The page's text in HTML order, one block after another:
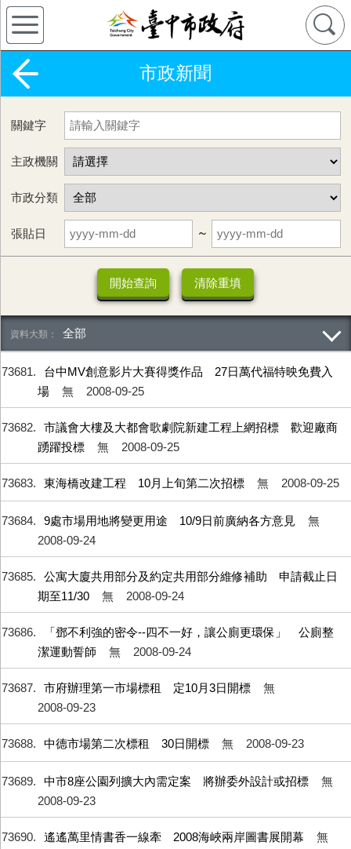
市政新聞
關鍵字
主政機關
市政分類
張貼日 ~
全部
73681
台中MV創意影片大賽得獎作品 27日萬代福特映免費入
場
無 2008-09-25
73682
市議會大樓及大都會歌劇院新建工程上網招標 歡迎廠商
踴躍投標
無 2008-09-25
73683 東海橋改建工程 10月上旬第二次招標 無 2008-09-25
73684 9處市場用地將變更用途 10/9日前廣納各方意見
無
2008-09-24
73685
公寓大廈共用部分及約定共用部分維修補助 申請截止日
期至11/30
無 2008-09-24
73686
「鄧不利強的密令--四不一好，讓公廁更環保」 公廁整
潔運動誓師
無 2008-09-24
73687 市府辦理第一市場標租 定10月3日開標
無
2008-09-23
73688 中德市場第二次標租 30日開標 無 2008-09-23
73689 中市8座公園列擴大內需定案 將辦委外設計或招標
無
2008-09-23
73690 遙遙萬里情書香一線牽 2008海峽兩岸圖書展開幕
無